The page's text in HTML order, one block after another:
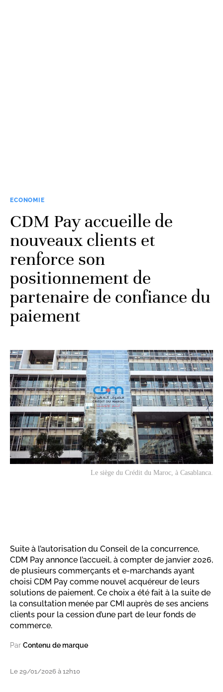
ECONOMIE
CDM Pay accueille de
nouveaux clients et
renforce son
positionnement de
partenaire de confiance du
paiement
Le siège du Crédit du Maroc, à Casablanca.
Suite à l’autorisation du Conseil de la concurrence,
CDM Pay annonce l’accueil, à compter de janvier 2026,
de plusieurs commerçants et e-marchands ayant
choisi CDM Pay comme nouvel acquéreur de leurs
solutions de paiement. Ce choix a été fait à la suite de
la consultation menée par CMI auprès de ses anciens
clients pour la cession d’une part de leur fonds de
commerce.
Par Contenu de marque
Le 29/01/2026 à 12h10